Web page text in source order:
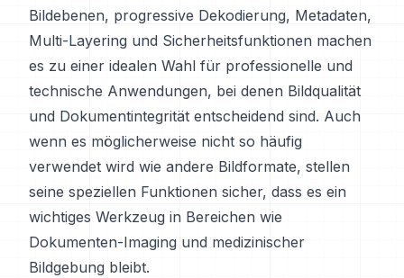
Bildebenen, progressive Dekodierung, Metadaten,
Multi-Layering und Sicherheitsfunktionen machen
es zu einer idealen Wahl für professionelle und
technische Anwendungen, bei denen Bildqualität
und Dokumentintegrität entscheidend sind. Auch
wenn es möglicherweise nicht so häufig
verwendet wird wie andere Bildformate, stellen
seine speziellen Funktionen sicher, dass es ein
wichtiges Werkzeug in Bereichen wie
Dokumenten-Imaging und medizinischer
Bildgebung bleibt.